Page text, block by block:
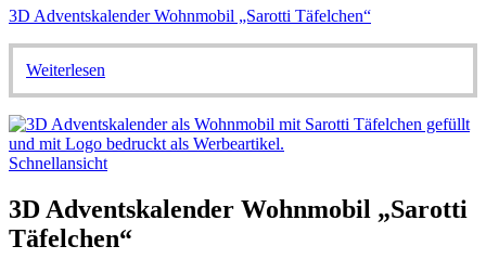
3D Adventskalender Wohnmobil „Sarotti Täfelchen“
Weiterlesen
Schnellansicht
3D Adventskalender Wohnmobil „Sarotti
Täfelchen“